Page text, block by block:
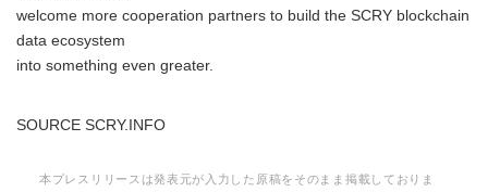
welcome more cooperation partners to build the SCRY blockchain
data ecosystem
into something even greater.
SOURCE SCRY.INFO
本プレスリリースは発表元が入力した原稿をそのまま掲載しておりま